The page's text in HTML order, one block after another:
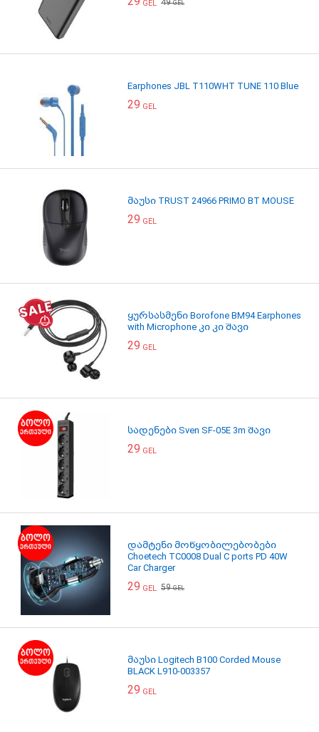
GEL 49GEL
Earphones JBL T110WHT TUNE 110 Blue
29 GEL
მაუსი TRUST 24966 PRIMO BT MOUSE
29 GEL
ყურსასმენი Borofone BM94 Earphones
with Microphone კი კი შავი
29 GEL
სადენები Sven SF-05E 3m შავი
29 GEL
დამტენი მოწყობილებობები
Choetech TC0008 Dual C ports PD 40W
Car Charger
29 GEL 59GEL
მაუსი Logitech B100 Corded Mouse
BLACK L910-003357
29 GEL